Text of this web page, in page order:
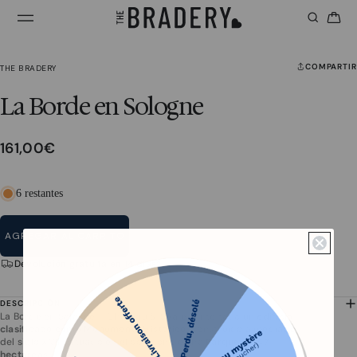
THE BRADERY COMPARTIR
La Borde en Sologne
161,00€
6 restantes
AGREGAR AL CARRITO
Devolución gratuita en 14 días*
DESCRIPCIÓN
La Borde en Sologne – Château & Spa es ante todo un
edificio
clasificado como Monumento Histórico, construido a mediados
del siglo XVIII, situado en el corazón de una
Parque de 47